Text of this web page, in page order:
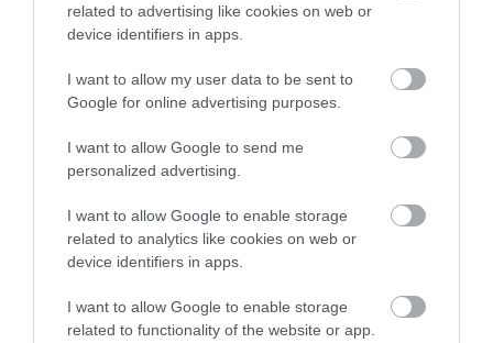
related to advertising like cookies on web or
device identifiers in apps.
I want to allow my user data to be sent to
Google for online advertising purposes.
I want to allow Google to send me
personalized advertising.
I want to allow Google to enable storage
related to analytics like cookies on web or
device identifiers in apps.
I want to allow Google to enable storage
related to functionality of the website or app.
KIRÁNDULÁS PANNONHALMA
TALÁLKOZÁSA
FELETT: MI EZ A LÁTHATATLAN
FEDŐ, ÉS MI TÖRTÉNIK
ALATTA A TERMÉSZETTEL?
2026-08-03